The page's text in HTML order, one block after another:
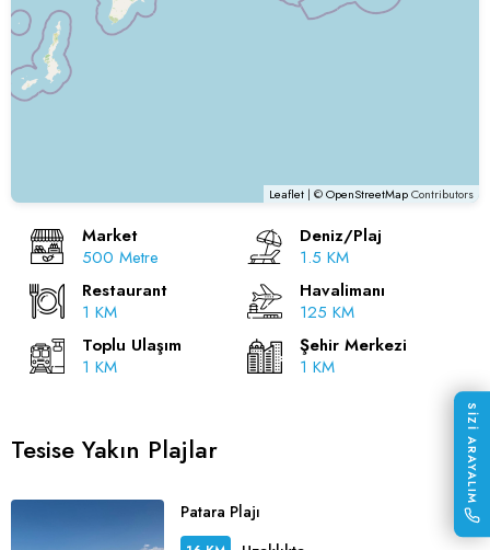
Leaflet | ©OpenStreetMapContributors
Market
500 Metre
Deniz/Plaj
1.5 KM
Restaurant
1 KM
Havalimanı
125 KM
Toplu Ulaşım
1 KM
Şehir Merkezi
1 KM
Tesise Yakın Plajlar
Patara Plajı
SİZİ ARAYALIM